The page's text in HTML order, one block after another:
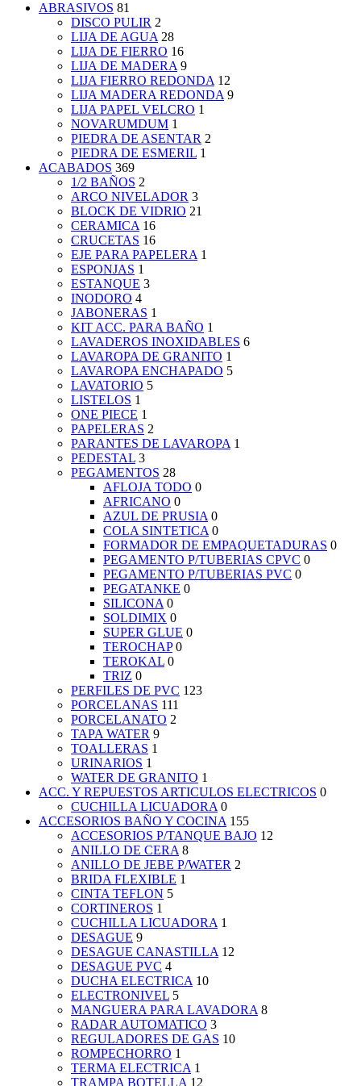
ABRASIVOS 81
DISCO PULIR 2
LIJA DE AGUA 28
LIJA DE FIERRO 16
LIJA DE MADERA 9
LIJA FIERRO REDONDA 12
LIJA MADERA REDONDA 9
LIJA PAPEL VELCRO 1
NOVARUMDUM 1
PIEDRA DE ASENTAR 2
PIEDRA DE ESMERIL 1
ACABADOS 369
1/2 BAÑOS 2
ARCO NIVELADOR 3
BLOCK DE VIDRIO 21
CERAMICA 16
CRUCETAS 16
EJE PARA PAPELERA 1
ESPONJAS 1
ESTANQUE 3
INODORO 4
JABONERAS 1
KIT ACC. PARA BAÑO 1
LAVADEROS INOXIDABLES 6
LAVAROPA DE GRANITO 1
LAVAROPA ENCHAPADO 5
LAVATORIO 5
LISTELOS 1
ONE PIECE 1
PAPELERAS 2
PARANTES DE LAVAROPA 1
PEDESTAL 3
PEGAMENTOS 28
AFLOJA TODO 0
AFRICANO 0
AZUL DE PRUSIA 0
COLA SINTETICA 0
FORMADOR DE EMPAQUETADURAS 0
PEGAMENTO P/TUBERIAS CPVC 0
PEGAMENTO P/TUBERIAS PVC 0
PEGATANKE 0
SILICONA 0
SOLDIMIX 0
SUPER GLUE 0
TEROCHAP 0
TEROKAL 0
TRIZ 0
PERFILES DE PVC 123
PORCELANAS 111
PORCELANATO 2
TAPA WATER 9
TOALLERAS 1
URINARIOS 1
WATER DE GRANITO 1
ACC. Y REPUESTOS ARTICULOS ELECTRICOS 0
CUCHILLA LICUADORA 0
ACCESORIOS BAÑO Y COCINA 155
ACCESORIOS P/TANQUE BAJO 12
ANILLO DE CERA 8
ANILLO DE JEBE P/WATER 2
BRIDA FLEXIBLE 1
CINTA TEFLON 5
CORTINEROS 1
CUCHILLA LICUADORA 1
DESAGUE 9
DESAGUE CANASTILLA 12
DESAGUE PVC 4
DUCHA ELECTRICA 10
ELECTRONIVEL 5
MANGUERA PARA LAVADORA 8
RADAR AUTOMATICO 3
REGULADORES DE GAS 10
ROMPECHORRO 1
TERMA ELECTRICA 1
TRAMPA BOTELLA 12